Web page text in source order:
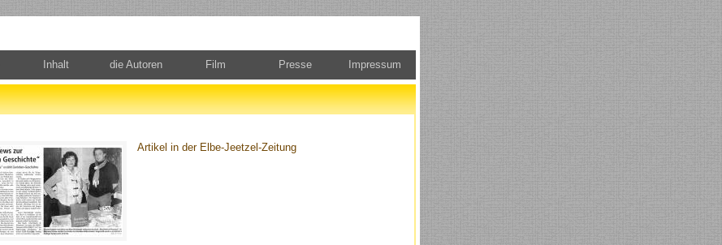
Inhalt die Autoren Film Presse Impressum
Artikel in der Elbe-Jeetzel-Zeitung